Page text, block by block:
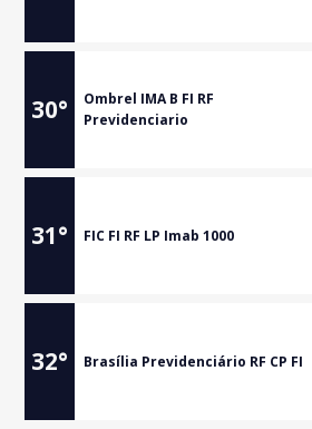
30°
Ombrel IMA B FI RF
Previdenciario
31° FIC FI RF LP Imab 1000
32° Brasília Previdenciário RF CP FI